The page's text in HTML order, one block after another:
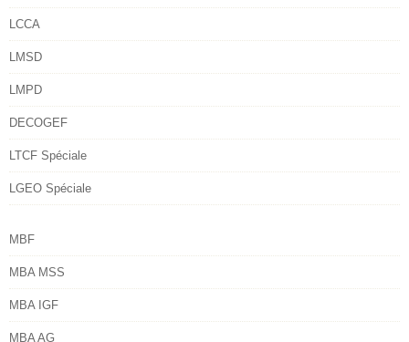
LCCA
LMSD
LMPD
DECOGEF
LTCF Spéciale
LGEO Spéciale
MBF
MBA MSS
MBA IGF
MBA AG